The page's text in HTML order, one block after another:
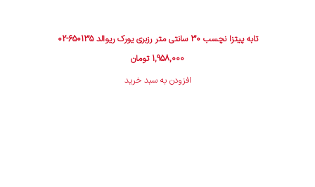
تابه پیتزا نچسب 30 سانتی متر رزبری یورک ریوالد 650135-02
1,958,000 تومان
افزودن به سبد خرید